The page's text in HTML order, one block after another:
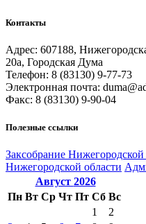
Контакты
Адрес: 607188,
20а, Городская Дума
Телефон: 8 (83130) 9-77-73
Электронная почта:
Факс: 8 (83130) 9-90-04
Полезные ссылки
Закcобрание Нижегородской
Нижегородской области
Август 2026
Пн Вт Ср Чт Пт Сб Вс
1
2